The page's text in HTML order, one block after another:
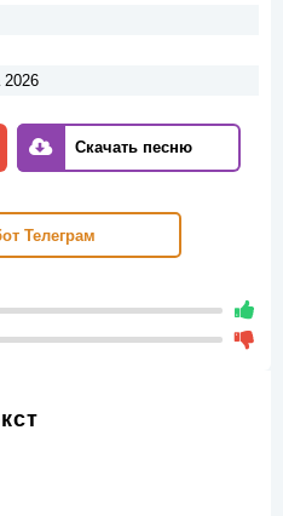
2026
Скачать песню
Телеграм